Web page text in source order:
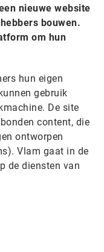
nieuwe website
bouwen.
om hun
hun eigen
gebruik
De site
content, die
ontworpen
Vlam gaat in de
de diensten van